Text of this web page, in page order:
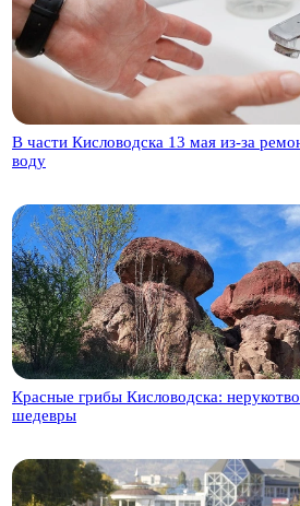
В части Кисловодска 13 мая из-за
воду
Красные грибы Кисловодска:
шедевры